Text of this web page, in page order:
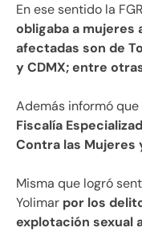
En ese sentido la
obligaba a mujeres
afectadas son de
y CDMX; entre
Además informó
Fiscalía
Contra las Mujeres
Misma que logró
Yolimar por los
explotación sexual